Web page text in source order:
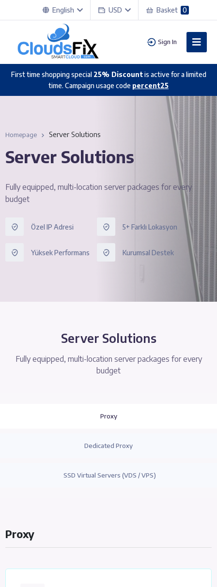
English USD Basket 0
Sign In
First time shopping special 25% Discountis active for a limited
time. Campaign usage code percent25
Homepage Server Solutions
Server Solutions
Fully equipped, multi-location server packages for every
budget
Özel IP Adresi
Yüksek Performans
5+ Farklı Lokasyon
Kurumsal Destek
Server Solutions
Fully equipped, multi-location server packages for every
budget
Proxy
Dedicated Proxy
SSD Virtual Servers (VDS / VPS)
Proxy